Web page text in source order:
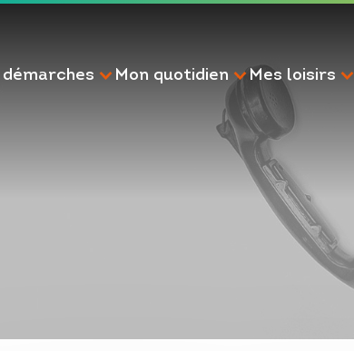
démarches Mon quotidien Mes loisirs